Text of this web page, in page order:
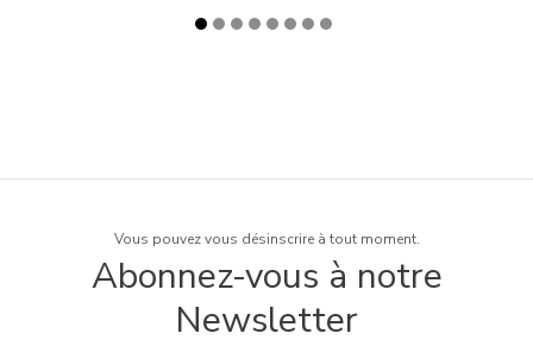
Vous pouvez vous désinscrire à tout moment.
Abonnez-vous à notre
Newsletter